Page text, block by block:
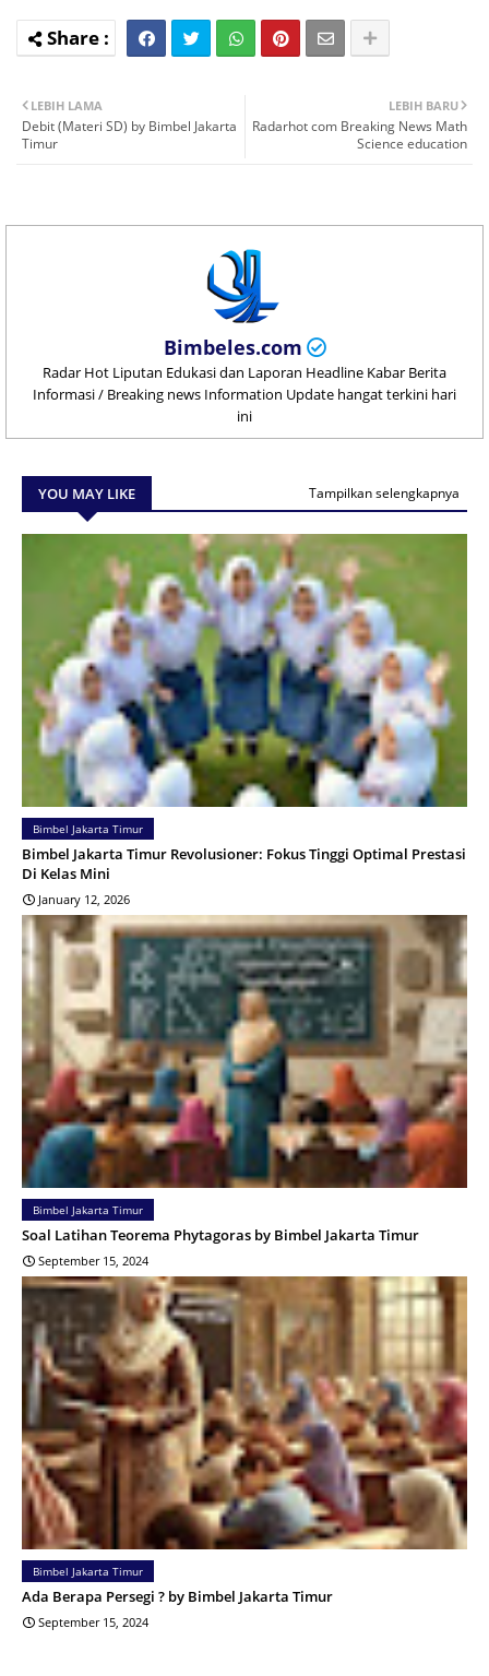
LEBIH BARU
Radarhot com Breaking News Math
Science education
LEBIH LAMA
Debit (Materi SD) by Bimbel Jakarta
Timur
Bimbeles.com
Radar Hot Liputan Edukasi dan Laporan Headline Kabar Berita
Informasi / Breaking news Information Update hangat terkini hari
ini
YOU MAY LIKE Tampilkan selengkapnya
Bimbel Jakarta Timur
Bimbel Jakarta Timur Revolusioner: Fokus Tinggi Optimal Prestasi
Di Kelas Mini
January 12, 2026
Bimbel Jakarta Timur
Soal Latihan Teorema Phytagoras by Bimbel Jakarta Timur
September 15, 2024
Bimbel Jakarta Timur
Ada Berapa Persegi ? by Bimbel Jakarta Timur
September 15, 2024